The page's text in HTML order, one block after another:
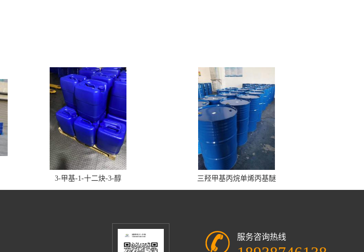
3-甲基-1-十二炔-3-醇 三羟甲基丙烷单烯丙基醚
服务咨询热线